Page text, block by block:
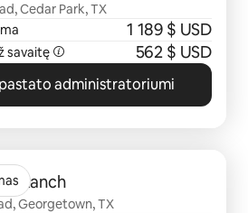
Cedar Park, TX
1 189 $ USD
savaitę 562 $ USD
administratoriumi
Ranch
Georgetown, TX